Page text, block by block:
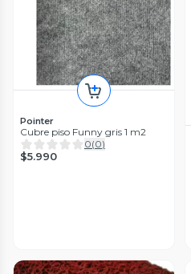
Pointer
Cubre piso Funny gris 1 m2
0(0)
$5.990